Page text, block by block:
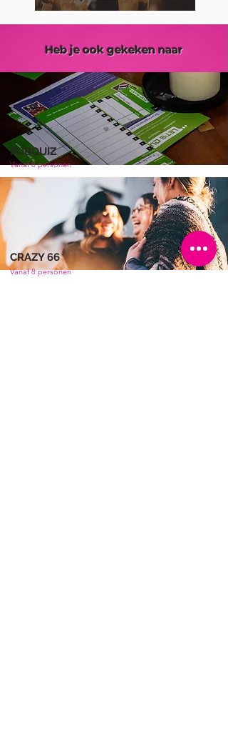
Heb je ook gekeken naar
PUBQUIZ
Vanaf 8 personen
CRAZY 66
Vanaf 8 personen